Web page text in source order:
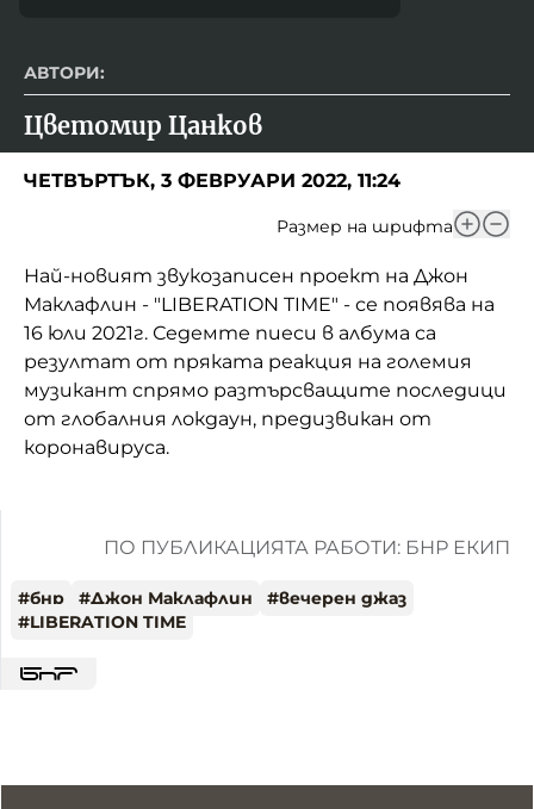
АВТОРИ:
Цветомир Цанков
ЧЕТВЪРТЪК, 3 ФЕВРУАРИ 2022, 11:24
Размер на шрифта
Най-новият звукозаписен проект на Джон
Маклафлин - "LIBERATION TIME" - се появява на
16 юли 2021г. Седемте пиеси в албума са
резултат от пряката реакция на големия
музикант спрямо разтърсващите последици
от глобалния локдаун, предизвикан от
коронавируса.
ПО ПУБЛИКАЦИЯТА РАБОТИ: БНР ЕКИП
#бнр #Джон Маклафлин #вечерен джаз
#LIBERATION TIME